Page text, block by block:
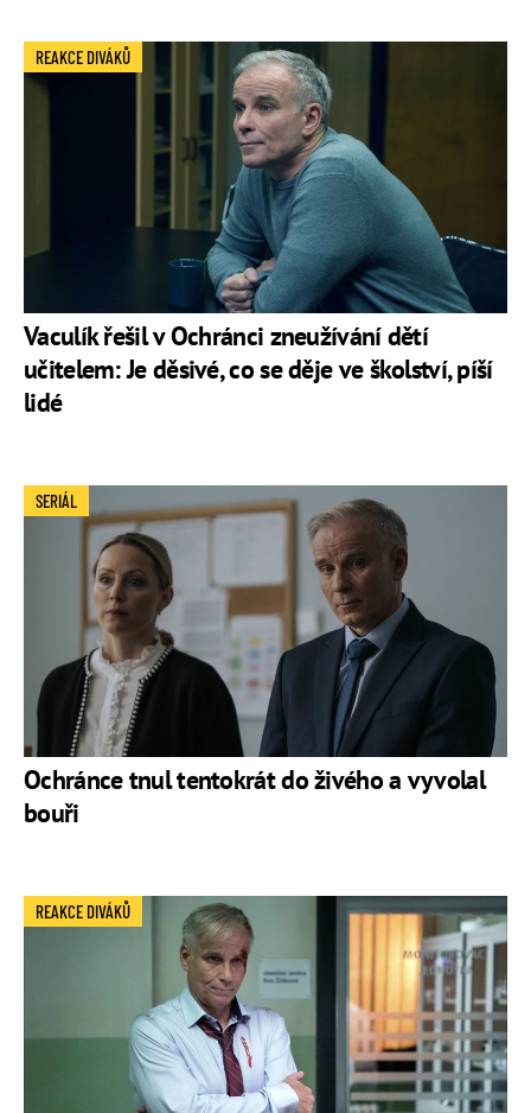
Vaculík řešil v Ochránci zneužívání dětí
učitelem: Je děsivé, co se děje ve školství, píší
lidé
REAKCE DIVÁKŮ
Ochránce tnul tentokrát do živého a vyvolal
bouři
SERIÁL
REAKCE DIVÁKŮ